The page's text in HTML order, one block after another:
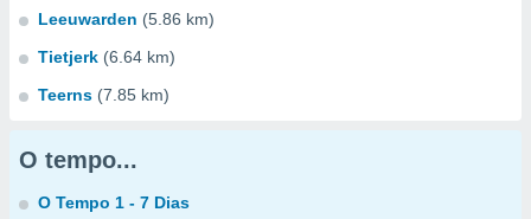
Leeuwarden (5.86 km)
Tietjerk (6.64 km)
Teerns (7.85 km)
O tempo...
O Tempo 1 - 7 Dias